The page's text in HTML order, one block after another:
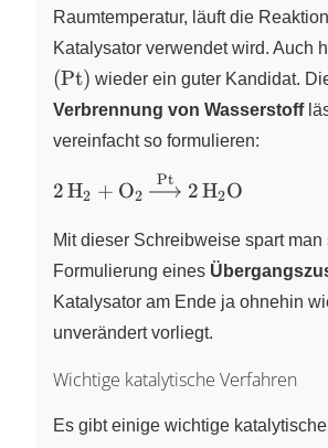
> 2
H2O}
Raumtemperatur, läuft die
Katalysator verwendet wird. Auch
(Pt) wieder ein guter Kandidat.
Verbrennung von Wasserstoff
vereinfacht so formulieren:
\ce{2 H2 + O2}
\ce{2 H2O}
2HX
2 + OX
2
Pt 2HX
2O
Mit dieser Schreibweise spart man
Formulierung eines
Katalysator am Ende ja ohnehin
unverändert vorliegt.
Wichtige katalytische Verfahren
Es gibt einige wichtige